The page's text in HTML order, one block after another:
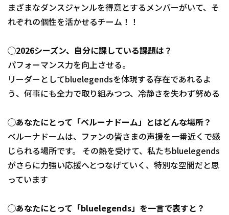
まざまなダンスジャンルを得意とするメンバーがいて、そ
れぞれの個性を活かせるチーム！！
◯2026シーズン、自分に課している課題は？
パフォーマンス力を向上させる。
リーダーとしてbluelegendsを体現する存在であれるよ
う、何事にも全力で取り組みつつ、冷静さを失わず努める
◯あなたにとって「ベルーナドーム」とはどんな場所？
ベルーナドームは、ファンの皆さまの声援を一番近くで感
じられる場所です。 その熱を受けて、私たちbluelegends
がさらに力強い応援へとつなげていく、特別な空間だと思
っています
◯あなたにとって「bluelegends」を一言で表すと？